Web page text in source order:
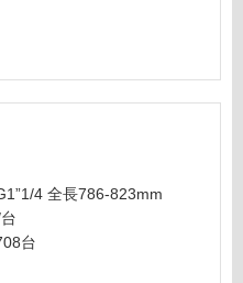
4 全長786-823mm
台